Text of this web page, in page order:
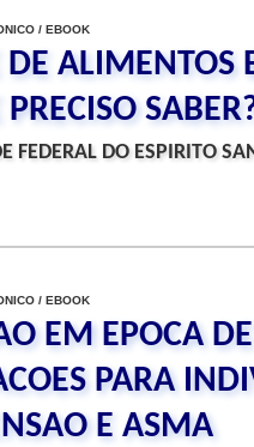
/ EBOOK
DE ALIMENTOS
FEDERAL DO ESPIRITO
/ EBOOK
EM EPOCA
PARA
E ASMA